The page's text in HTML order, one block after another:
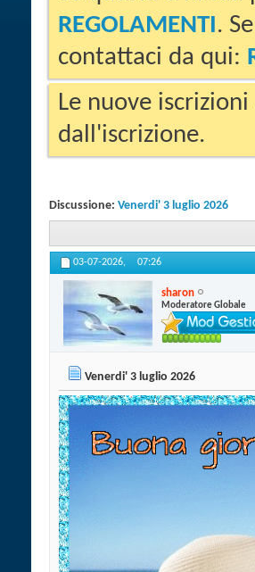
REGOLAMENTI.
contattaci da qui:
Le nuove
dall'iscrizione.
Discussione: Venerdi' 3 luglio 2026
03-07-2026, 07:26
sharon
Moderatore Globale
Venerdi' 3 luglio 2026